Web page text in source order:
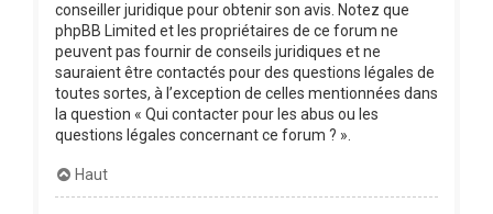
conseiller juridique pour obtenir son avis. Notez que
phpBB Limited et les propriétaires de ce forum ne
peuvent pas fournir de conseils juridiques et ne
sauraient être contactés pour des questions légales de
toutes sortes, à l’exception de celles mentionnées dans
la question « Qui contacter pour les abus ou les
questions légales concernant ce forum ? ».
Haut